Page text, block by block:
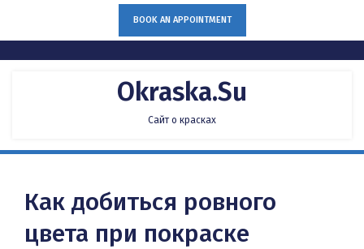
BOOK AN APPOINTMENT
Okraska.su
Сайт о красках
Как добиться ровного
цвета при покраске